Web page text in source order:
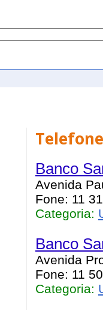
Banco
Avenida
Fone: 11
Categoria:
Banco
Avenida
Fone: 11
Categoria: